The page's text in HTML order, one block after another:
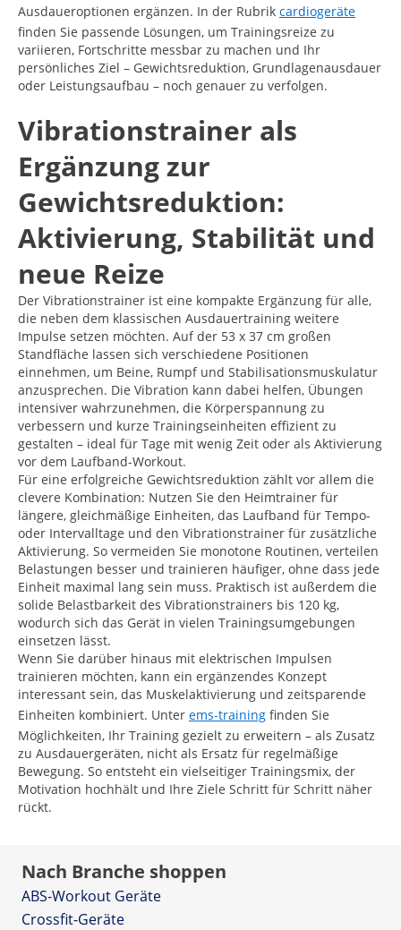
Ausdaueroptionen ergänzen. In der Rubrik cardiogeräte
finden Sie passende Lösungen, um Trainingsreize zu
variieren, Fortschritte messbar zu machen und Ihr
persönliches Ziel – Gewichtsreduktion, Grundlagenausdauer
oder Leistungsaufbau – noch genauer zu verfolgen.
Vibrationstrainer als
Ergänzung zur
Gewichtsreduktion:
Aktivierung, Stabilität und
neue Reize
Der Vibrationstrainer ist eine kompakte Ergänzung für alle,
die neben dem klassischen Ausdauertraining weitere
Impulse setzen möchten. Auf der 53 x 37 cm großen
Standfläche lassen sich verschiedene Positionen
einnehmen, um Beine, Rumpf und Stabilisationsmuskulatur
anzusprechen. Die Vibration kann dabei helfen, Übungen
intensiver wahrzunehmen, die Körperspannung zu
verbessern und kurze Trainingseinheiten effizient zu
gestalten – ideal für Tage mit wenig Zeit oder als Aktivierung
vor dem Laufband-Workout.
Für eine erfolgreiche Gewichtsreduktion zählt vor allem die
clevere Kombination: Nutzen Sie den Heimtrainer für
längere, gleichmäßige Einheiten, das Laufband für Tempo-
oder Intervalltage und den Vibrationstrainer für zusätzliche
Aktivierung. So vermeiden Sie monotone Routinen, verteilen
Belastungen besser und trainieren häufiger, ohne dass jede
Einheit maximal lang sein muss. Praktisch ist außerdem die
solide Belastbarkeit des Vibrationstrainers bis 120 kg,
wodurch sich das Gerät in vielen Trainingsumgebungen
einsetzen lässt.
Wenn Sie darüber hinaus mit elektrischen Impulsen
trainieren möchten, kann ein ergänzendes Konzept
interessant sein, das Muskelaktivierung und zeitsparende
Einheiten kombiniert. Unter ems-training finden Sie
Möglichkeiten, Ihr Training gezielt zu erweitern – als Zusatz
zu Ausdauergeräten, nicht als Ersatz für regelmäßige
Bewegung. So entsteht ein vielseitiger Trainingsmix, der
Motivation hochhält und Ihre Ziele Schritt für Schritt näher
rückt.
Nach Branche shoppen
ABS-Workout Geräte
Crossfit-Geräte